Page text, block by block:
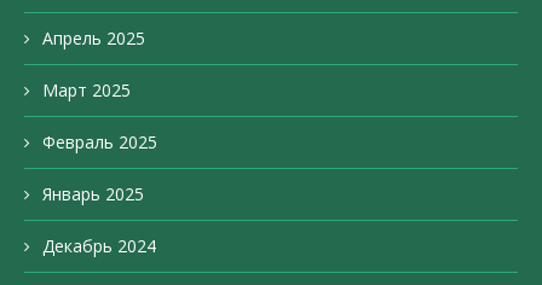
Апрель 2025
Март 2025
Февраль 2025
Январь 2025
Декабрь 2024